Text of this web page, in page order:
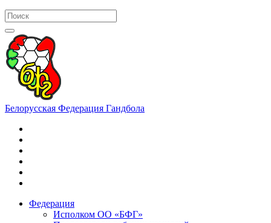
Белорусская Федерация Гандбола
Федерация
Исполком ОО «БФГ»